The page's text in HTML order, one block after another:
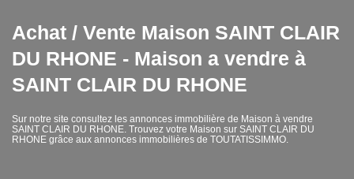
Nos agences
Estimation
Contact
Achat / Vente Maison SAINT CLAIR
DU RHONE - Maison a vendre à
SAINT CLAIR DU RHONE
Sur notre site consultez les annonces immobilière de Maison à vendre
SAINT CLAIR DU RHONE. Trouvez votre Maison sur SAINT CLAIR DU
RHONE grâce aux annonces immobilières de TOUTATISSIMMO.